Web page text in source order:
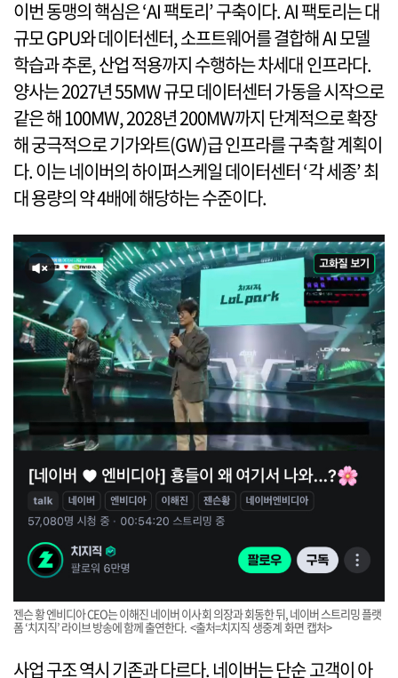
이번 동맹의 핵심은 ‘AI 팩토리’ 구축이다. AI 팩토리는 대
규모 GPU와 데이터센터, 소프트웨어를 결합해 AI 모델
학습과 추론, 산업 적용까지 수행하는 차세대 인프라다.
양사는 2027년 55MW 규모 데이터센터 가동을 시작으로
같은 해 100MW, 2028년 200MW까지 단계적으로 확장
해 궁극적으로 기가와트(GW)급 인프라를 구축할 계획이
다. 이는 네이버의 하이퍼스케일 데이터센터 ‘각 세종’ 최
대 용량의 약 4배에 해당하는 수준이다.
젠슨 황 엔비디아 CEO는 이해진 네이버 이사회 의장과 회동한 뒤, 네이버 스트리밍 플랫
폼 ‘치지직’ 라이브 방송에 함께 출연한다. <출처=치지직 생중계 화면 캡처>
사업 구조 역시 기존과 다르다. 네이버는 단순 고객이 아